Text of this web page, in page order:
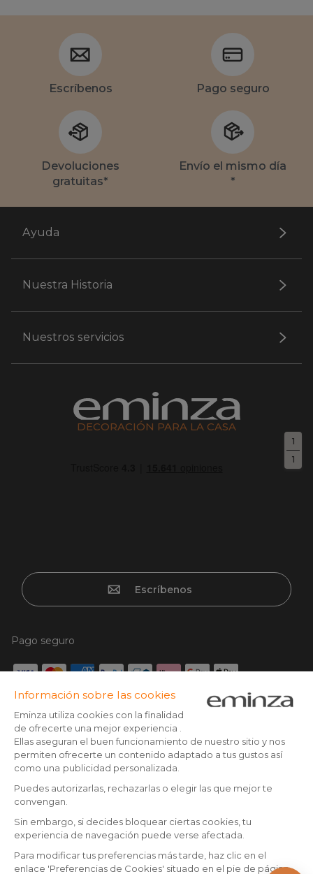
1
1
Escríbenos Pago seguro
Devoluciones
gratuitas*
Envío el mismo día
*
Ayuda
Nuestra Historia
Nuestros servicios
DECORACIÓN PARA LA CASA
Escríbenos
Pago seguro
Tarjeta de crédito, Paypal, Transferencia bancaria, Klarna x3
con tarjeta sin cargos, Google/Apple pay
Síguenos en:
© Copyright 2025 Eminza | Derechos reservados |
FRANCIA
ALEMANIA
ESP